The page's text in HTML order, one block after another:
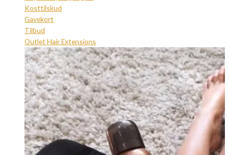
Kosttilskud
Gavekort
Tilbud
Outlet Hair Extensions